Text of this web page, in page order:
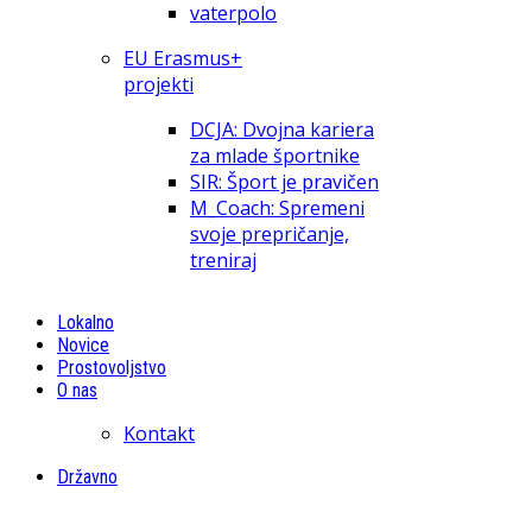
vaterpolo
EU Erasmus+
projekti
DCJA: Dvojna kariera
za mlade športnike
SIR: Šport je pravičen
M_Coach: Spremeni
svoje prepričanje,
treniraj
Lokalno
Novice
Prostovoljstvo
O nas
Kontakt
Državno